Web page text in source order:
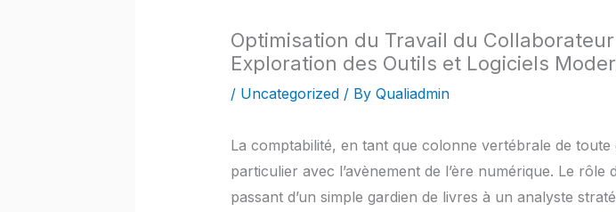
Optimisation du Travail du
Exploration des Outils et Logiciels
/ Uncategorized/ By Qualiadmin
La comptabilité, en tant que colonne vertébrale de
particulier avec l’avènement de l’ère numérique. Le
passant d’un simple gardien de livres à un analyste